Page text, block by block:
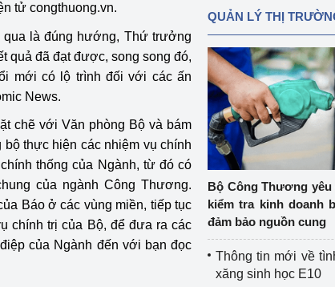
tử congthuong.vn.
là đúng hướng, Thứ trưởng
quả đã đạt được, song song đó,
mới có lộ trình đối với các ấn
News.
chẽ với Văn phòng Bộ và bám
thực hiện các nhiệm vụ chính
thống của Ngành, từ đó có
của ngành Công Thương.
Báo ở các vùng miền, tiếp tục
chính trị của Bộ, để đưa ra các
của Ngành đến với bạn đọc
QUẢN LÝ THỊ
Bộ Công Thương
kiểm tra kinh doanh
đảm bảo nguồn cung
Thông tin mới về
xăng sinh học E10